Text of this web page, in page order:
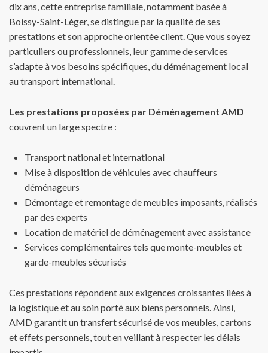
dix ans, cette entreprise familiale, notamment basée à
Boissy-Saint-Léger, se distingue par la qualité de ses
prestations et son approche orientée client. Que vous soyez
particuliers ou professionnels, leur gamme de services
s’adapte à vos besoins spécifiques, du déménagement local
au transport international.
Les prestations proposées par Déménagement AMD
couvrent un large spectre :
Transport national et international
Mise à disposition de véhicules avec chauffeurs
déménageurs
Démontage et remontage de meubles imposants, réalisés
par des experts
Location de matériel de déménagement avec assistance
Services complémentaires tels que monte-meubles et
garde-meubles sécurisés
Ces prestations répondent aux exigences croissantes liées à
la logistique et au soin porté aux biens personnels. Ainsi,
AMD garantit un transfert sécurisé de vos meubles, cartons
et effets personnels, tout en veillant à respecter les délais